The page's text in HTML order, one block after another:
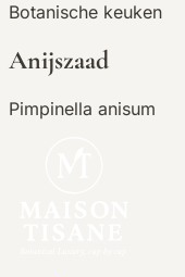
Botanische keuken
Anijszaad
Pimpinella anisum